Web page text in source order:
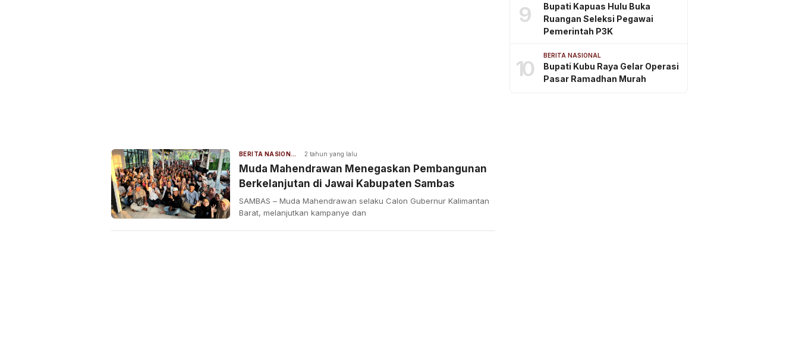
BERITA NASIONAL 2 tahun yang lalu
Muda Mahendrawan Menegaskan Pembangunan
Berkelanjutan di Jawai Kabupaten Sambas
SAMBAS – Muda Mahendrawan selaku Calon Gubernur Kalimantan
Barat, melanjutkan kampanye dan
9
Bupati Kapuas Hulu Buka
Ruangan Seleksi Pegawai
Pemerintah P3K
10
BERITA NASIONAL
Bupati Kubu Raya Gelar Operasi
Pasar Ramadhan Murah